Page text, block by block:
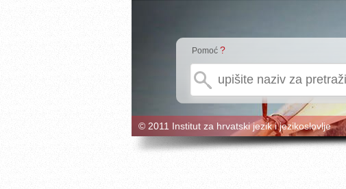
Pomoć ?
© 2011 Institut za hrvatski jezik i jezikoslovlje